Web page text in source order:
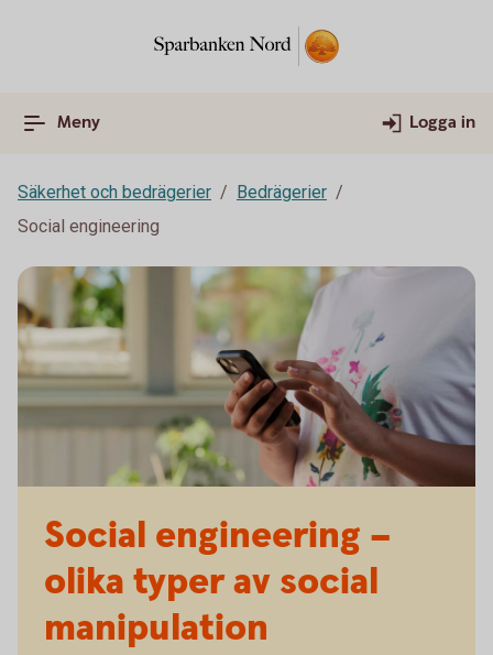
Meny Logga in
Säkerhet och bedrägerier
Bedrägerier
Social engineering
Social engineering –
olika typer av social
manipulation